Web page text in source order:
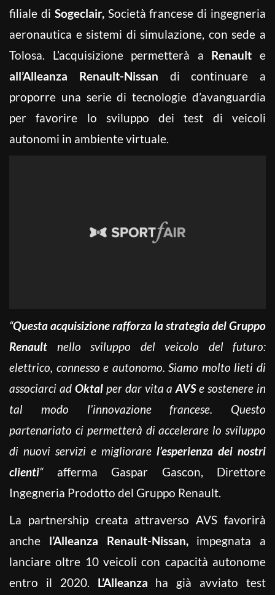
filiale di Sogeclair,Società francese di ingegneria
aeronautica e sistemi di simulazione, con sede a
Tolosa. L’acquisizione permetterà a Renault e
all’Alleanza Renault-Nissan di continuare a
proporre una serie di tecnologie d’avanguardia
per favorire lo sviluppo dei test di veicoli
autonomi in ambiente virtuale.
“Questa acquisizione rafforza la strategia del Gruppo
Renault nello sviluppo del veicolo del futuro:
elettrico, connesso e autonomo. Siamo molto lieti di
associarci ad Oktalper dar vita aAVSe sostenere in
tal modo l’innovazione francese. Questo
partenariato ci permetterà di accelerare lo sviluppo
di nuovi servizi e migliorare l’esperienza dei nostri
clienti“afferma Gaspar Gascon, Direttore
Ingegneria Prodotto del Gruppo Renault.
La partnership creata attraverso AVS favorirà
anche l’Alleanza Renault-Nissan,impegnata a
lanciare oltre 10 veicoli con capacità autonome
entro il 2020. L’Alleanza ha già avviato test